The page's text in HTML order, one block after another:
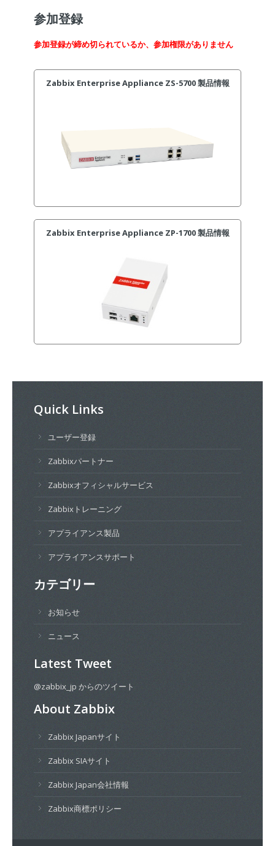
参加登録
参加登録が締め切られているか、参加権限がありません
Zabbix Enterprise Appliance ZS-5700 製品情報
Zabbix Enterprise Appliance ZP-1700 製品情報
Quick Links
ユーザー登録
Zabbixパートナー
Zabbixオフィシャルサービス
Zabbixトレーニング
アプライアンス製品
アプライアンスサポート
カテゴリー
お知らせ
ニュース
Latest Tweet
@zabbix_jp からのツイート
About Zabbix
Zabbix Japanサイト
Zabbix SIAサイト
Zabbix Japan会社情報
Zabbix商標ポリシー